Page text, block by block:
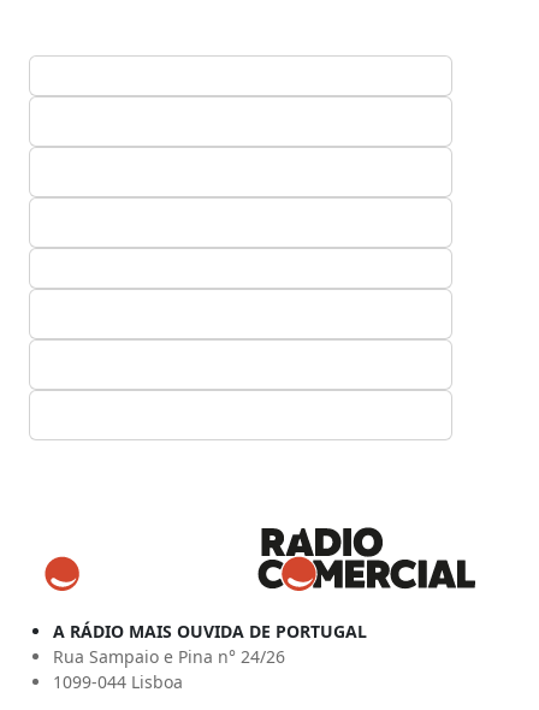
A RÁDIO MAIS OUVIDA DE PORTUGAL
Rua Sampaio e Pina n° 24/26
1099-044 Lisboa